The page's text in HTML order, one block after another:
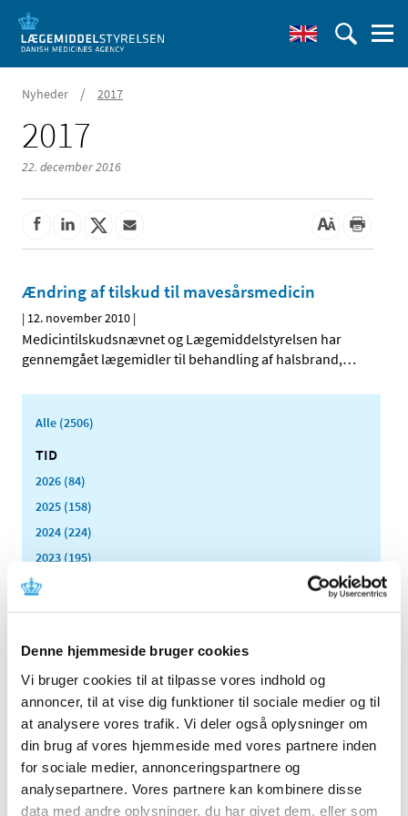
Denne hjemmeside bruger cookies
Vi bruger cookies til at tilpasse vores indhold og
annoncer, til at vise dig funktioner til sociale medier og til
at analysere vores trafik. Vi deler også oplysninger om
din brug af vores hjemmeside med vores partnere inden
for sociale medier, annonceringspartnere og
analysepartnere. Vores partnere kan kombinere disse
data med andre oplysninger, du har givet dem, eller som
Nyheder / 2017
2017
22. december 2016
Ændring af tilskud til mavesårsmedicin
| 12. november 2010 |
Medicintilskudsnævnet og Lægemiddelstyrelsen har
gennemgået lægemidler til behandling af halsbrand,…
Alle (2506)
TID
2026 (84)
2025 (158)
2024 (224)
2023 (195)
2022 (197)
2021 (516)
2019 (159)
2018 (150)
2017 (167)
2016 (167)
2015 (33)
2014 (44)
2013 (49)